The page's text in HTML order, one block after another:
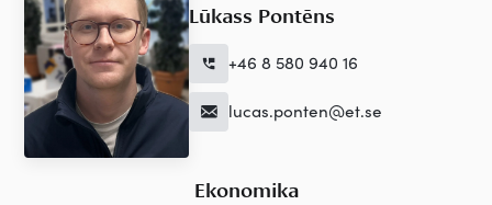
Lūkass Pontēns
+46 8 580 940 16
lucas.ponten@et.se
Ekonomika